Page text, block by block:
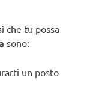
che tu possa
sono:
un posto